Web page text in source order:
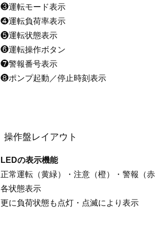
❸運転モード表示
❹運転負荷率表示
❺運転状態表示
❻運転操作ボタン
❼警報番号表示
❽ポンプ起動／停止時刻表示
操作盤レイアウト
LEDの表示機能
正常運転（黄緑）・注意（橙）・警報（
各状態表示
更に負荷状態も点灯・点滅により表示